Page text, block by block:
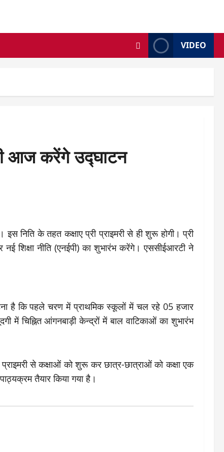
VIDEO
आज करेंगे उद्घाटन
निति के तहत कक्षाए प्री प्राइमरी से ही शुरू होगी। प्री
नई शिक्षा नीति (एनईपी) का शुभारंभ करेंगे। एससीईआरटी ने
है कि पहले चरण में प्राथमिक स्कूलों में चल रहे 05 हजार
में चिह्नित आंगनबाड़ी केन्द्रों में बाल वाटिकाओं का शुभारंभ
से कक्षाओं को शुरू कर छात्र-छात्राओं को कक्षा एक
तैयार किया गया है।